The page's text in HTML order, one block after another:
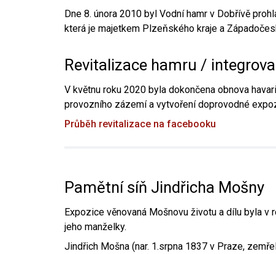
Dne 8. února 2010 byl Vodní hamr v Dobřívě
která je majetkem Plzeňského kraje a
Revitalizace hamru /
V květnu roku 2020 byla dokončena obnova
provozního zázemí a vytvoření doprovodné
Průběh revitalizace na facebooku
Pamětní síň Jindřicha Mošny
Expozice věnovaná Mošnovu životu a dílu byla
jeho manželky.
Jindřich Mošna (nar. 1.srpna 1837 v Praze,